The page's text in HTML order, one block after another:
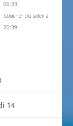
06:33
Coucher du soleil à
20:39
14